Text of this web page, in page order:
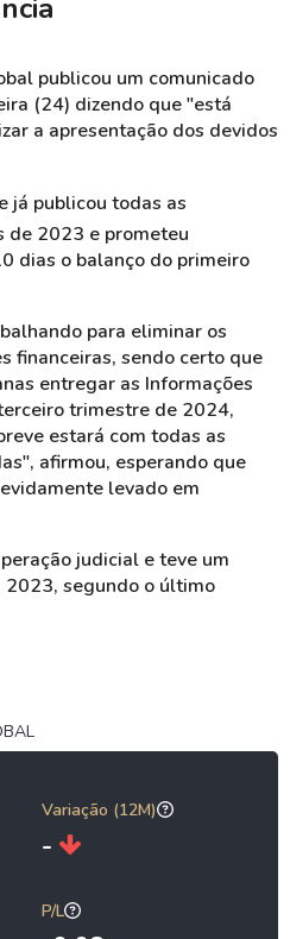
publicou um comunicado
(24) dizendo que "está
a apresentação dos devidos
já publicou todas as
de 2023 e prometeu
dias o balanço do primeiro
para eliminar os
financeiras, sendo certo que
entregar as Informações
trimestre de 2024,
estará com todas as
afirmou, esperando que
levado em
judicial e teve um
2023, segundo o último
Variação (12M)
-
P/L